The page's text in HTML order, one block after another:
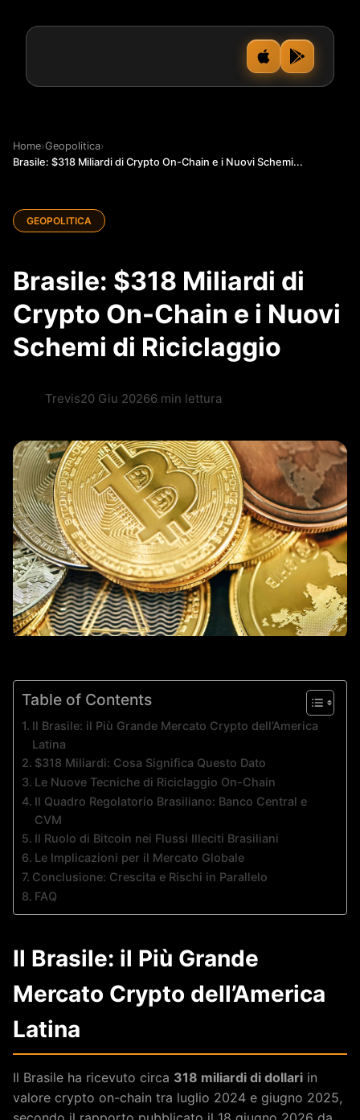
Home›Geopolitica›
Brasile: $318 Miliardi di Crypto On-Chain e i Nuovi Schemi...
GEOPOLITICA
Brasile: $318 Miliardi di
Crypto On-Chain e i Nuovi
Schemi di Riciclaggio
Trevis20 Giu 20266 min lettura
Table of Contents
Il Brasile: il Più Grande Mercato Crypto dell’America
Latina
$318 Miliardi: Cosa Significa Questo Dato
Le Nuove Tecniche di Riciclaggio On-Chain
Il Quadro Regolatorio Brasiliano: Banco Central e
CVM
Il Ruolo di Bitcoin nei Flussi Illeciti Brasiliani
Le Implicazioni per il Mercato Globale
Conclusione: Crescita e Rischi in Parallelo
FAQ
Il Brasile: il Più Grande
Mercato Crypto dell’America
Latina
Il Brasile ha ricevuto circa 318 miliardi di dollari in
valore crypto on-chain tra luglio 2024 e giugno 2025,